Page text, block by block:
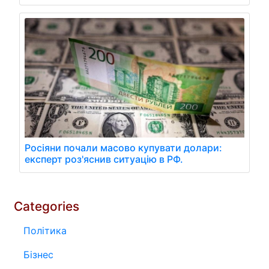
Росіяни почали масово купувати долари:
експерт роз'яснив ситуацію в РФ.
Categories
Політика
Бізнес